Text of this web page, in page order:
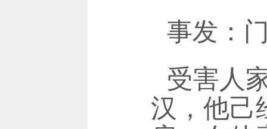
事发：
受害人
汉，他己